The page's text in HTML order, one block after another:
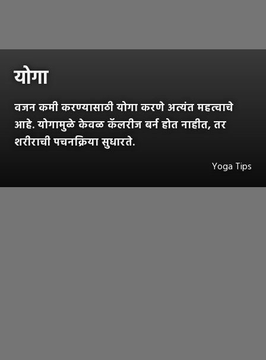
योगा
वजन कमी करण्यासाठी योगा करणे अत्यंत महत्वाचे
आहे. योगामुळे केवळ कॅलरीज बर्न होत नाहीत, तर
शरीराची पचनक्रिया सुधारते.
Yoga Tips